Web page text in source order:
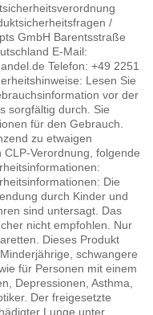
/
GmbH Barentsstraße
E-Mail:
Telefon: +49 2251
Lesen Sie
vor der
sorgfältig durch. Sie
für den Gebrauch.
zu etwaigen
Verordnung, folgende
Die
durch Kinder und
sind untersagt. Das
nicht empfohlen. Nur
Dieses Produkt
schwangere
für Personen mit einem
Depressionen, Asthma,
Der freigesetzte
Lunge unter